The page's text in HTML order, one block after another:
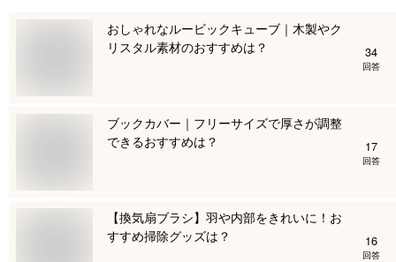
おしゃれなルービックキューブ｜木製やク
リスタル素材のおすすめは？
34
回答
ブックカバー｜フリーサイズで厚さが調整
できるおすすめは？
17
回答
【換気扇ブラシ】羽や内部をきれいに！お
すすめ掃除グッズは？
16
回答